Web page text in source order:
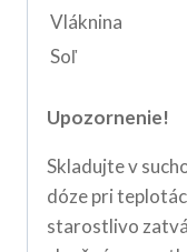
Vláknina
Soľ
Upozornenie!
Skladujte v
dóze pri
starostlivo